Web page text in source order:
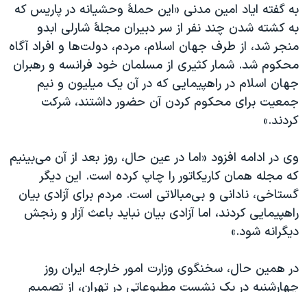
به گفته اياد امين مدنی «اين حملۀ وحشيانه در پاريس که
به کشته شدن چند نفر از سر دبيران مجلۀ شارلی ابدو
منجر شد، از طرف جهان اسلام، مردم، دولت‌ها و افراد آگاه
محکوم شد. شمار کثيری از مسلمان خود فرانسه و رهبران
جهان اسلام در راهپيمايی که در آن يک ميليون و نيم
جمعيت برای محکوم کردن آن حضور داشتند، شرکت
کردند.»
وی در ادامه افزود «اما در عين حال، روز بعد از آن می‌بينيم
که مجله همان کاريکاتور را چاپ کرده است. اين ديگر
گستاخی، نادانی و بی‌مبالاتی است. مردم برای آزادی بيان
راهپيمايی کردند، اما آزادی بيان نبايد باعث آزار و رنجش
ديگرانه شود.»
در همین حال، سخنگوی وزارت امور خارجه ايران روز
چهارشنبه در یک نشست مطبوعاتی در تهران، از تصميم